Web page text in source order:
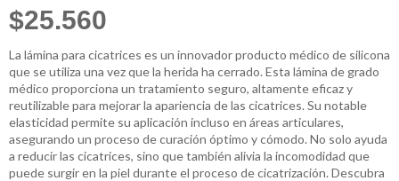
$25.560
La lámina para cicatrices es un innovador producto médico de silicona
que se utiliza una vez que la herida ha cerrado. Esta lámina de grado
médico proporciona un tratamiento seguro, altamente eficaz y
reutilizable para mejorar la apariencia de las cicatrices. Su notable
elasticidad permite su aplicación incluso en áreas articulares,
asegurando un proceso de curación óptimo y cómodo. No solo ayuda
a reducir las cicatrices, sino que también alivia la incomodidad que
puede surgir en la piel durante el proceso de cicatrización. Descubra